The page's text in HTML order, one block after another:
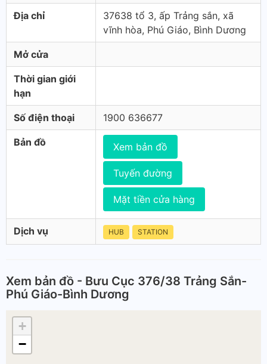
Địa chỉ
37638 tổ 3, ấp Trảng sắn, xã
vĩnh hòa, Phú Giáo, Bình Dương
Mở cửa
Thời gian giới
hạn
Số điện thoại 1900 636677
Bản đồ Xem bản đồ
Tuyến đường
Mặt tiền cửa hàng
Dịch vụ HUB STATION
Xem bản đồ - Bưu Cục 376/38 Trảng Sắn-
Phú Giáo-Bình Dương
+
−